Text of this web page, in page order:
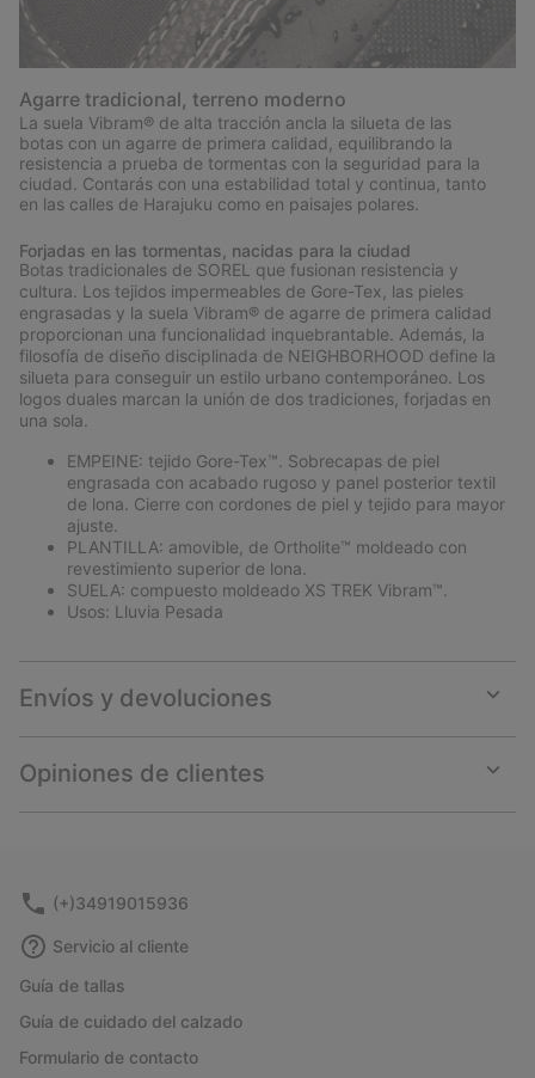
Agarre tradicional, terreno moderno
La suela Vibram® de alta tracción ancla la silueta de las
botas con un agarre de primera calidad, equilibrando la
resistencia a prueba de tormentas con la seguridad para la
ciudad. Contarás con una estabilidad total y continua, tanto
en las calles de Harajuku como en paisajes polares.
Forjadas en las tormentas, nacidas para la ciudad
Botas tradicionales de SOREL que fusionan resistencia y
cultura. Los tejidos impermeables de Gore-Tex, las pieles
engrasadas y la suela Vibram® de agarre de primera calidad
proporcionan una funcionalidad inquebrantable. Además, la
filosofía de diseño disciplinada de NEIGHBORHOOD define la
silueta para conseguir un estilo urbano contemporáneo. Los
logos duales marcan la unión de dos tradiciones, forjadas en
una sola.
EMPEINE: tejido Gore-Tex™. Sobrecapas de piel
engrasada con acabado rugoso y panel posterior textil
de lona. Cierre con cordones de piel y tejido para mayor
ajuste.
PLANTILLA: amovible, de Ortholite™ moldeado con
revestimiento superior de lona.
SUELA: compuesto moldeado XS TREK Vibram™.
Usos: Lluvia Pesada
Envíos y devoluciones
or
Opiniones de clientes
or
(+)34919015936
Servicio al cliente
Guía de tallas
Guía de cuidado del calzado
Formulario de contacto